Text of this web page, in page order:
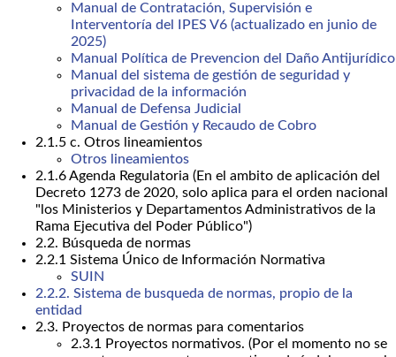
Manual de Contratación, Supervisión e
Interventoría del IPES V6 (actualizado en junio de
2025)
Manual Política de Prevencion del Daño Antijurídico
Manual del sistema de gestión de seguridad y
privacidad de la información
Manual de Defensa Judicial
Manual de Gestión y Recaudo de Cobro
2.1.5 c. Otros lineamientos
Otros lineamientos
2.1.6 Agenda Regulatoria (En el ambito de aplicación del
Decreto 1273 de 2020, solo aplica para el orden nacional
"los Ministerios y Departamentos Administrativos de la
Rama Ejecutiva del Poder Público")
2.2. Búsqueda de normas
2.2.1 Sistema Único de Información Normativa
SUIN
2.2.2. Sistema de busqueda de normas, propio de la
entidad
2.3. Proyectos de normas para comentarios
2.3.1 Proyectos normativos. (Por el momento no se